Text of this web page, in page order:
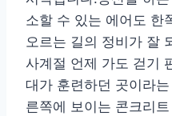
소할 수 있는 에어도 한
오르는 길의 정비가 잘
사계절 언제 가도 걷기
대가 훈련하던 곳이라
른쪽에 보이는 콘크리